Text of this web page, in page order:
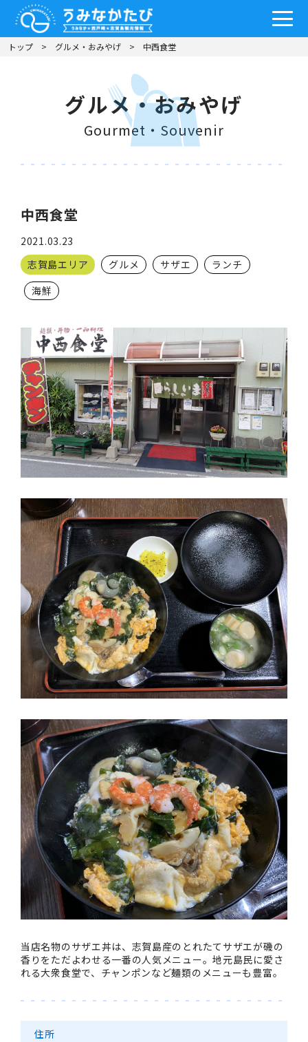
トップ グルメ・おみやげ 中西食堂
グルメ・おみやげ
Gourmet・Souvenir
中西食堂
2021.03.23
志賀島エリア
グルメ サザエ
ランチ
海鮮
当店名物のサザエ丼は、志賀島産のとれたてサザエが磯の
香りをただよわせる一番の人気メニュー。地元島民に愛さ
れる大衆食堂で、チャンポンなど麺類のメニューも豊富。
住所